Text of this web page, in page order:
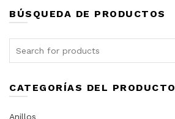
BÚSQUEDA DE PRODUCTOS
CATEGORÍAS DEL PRODUCTO
Anillos